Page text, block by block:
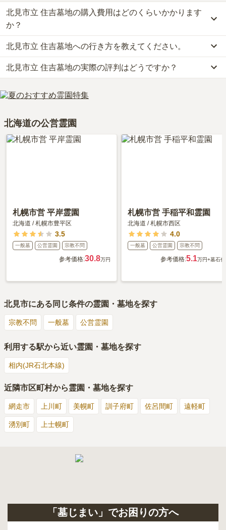
北見市立 住吉墓地の購入費用はどのくらいかかります
か？
北見市立 住吉墓地の現在の販売価格については現在調査中です。
お墓は、価格が高いものがよい、安いものが悪い、という訳ではあ
りません。大切なのは、ご家族が心から納得し、安心してお参りで
きる場所を選ぶことです。
北見市立 住吉墓地への行き方を教えてください。
車の場合、旭川紋別自動車道「比布北インター」から車で約2時間
28分です。
詳しいルートや地図は、本ページの「地図・交通アクセス」欄をご
確認ください。
北見市立 住吉墓地の実際の評判はどうですか？
北見市立 住吉墓地の口コミはまだ投稿されておりません。
口コミはあくまで一つの目安です。資料請求や現地見学を通して、
北海道の公営霊園
札幌市営 平岸霊園
北海道 /札幌市豊平区
3.5
一般墓 公営霊園 宗教不問
参考価格:30.8万円
札幌市営 手稲平和霊園
北海道 /札幌市西区
4.0
一般墓 公営霊園 宗教不問
参考価格:5.1万円+墓石代
北見市にある同じ条件の霊園・墓地を探す
宗教不問 一般墓 公営霊園
利用する駅から近い霊園・墓地を探す
相内(JR石北本線)
近隣市区町村から霊園・墓地を探す
網走市 上川町 美幌町 訓子府町 佐呂間町 遠軽町
湧別町 上士幌町
「墓じまい」でお困りの方へ